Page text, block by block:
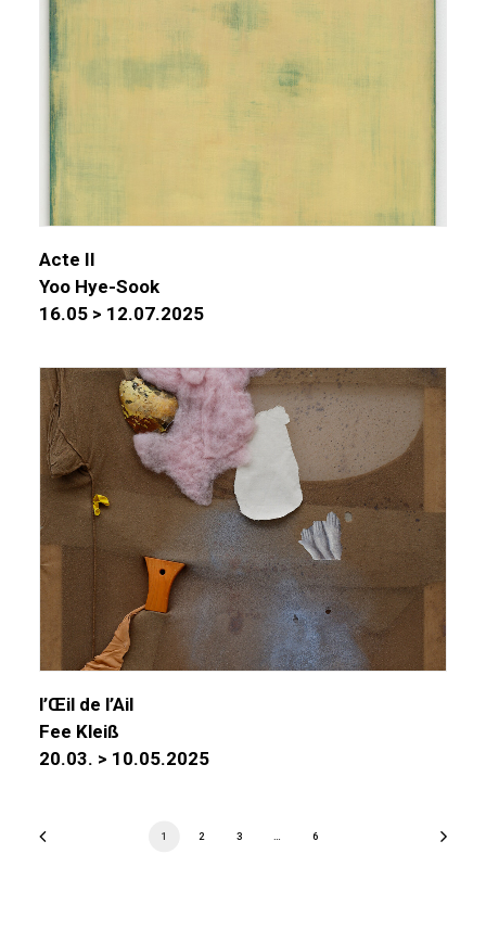
Acte II
Yoo Hye-Sook
16.05 > 12.07.2025
l’Œil de l’Ail
Fee Kleiß
20.03. > 10.05.2025
1 2 3 6